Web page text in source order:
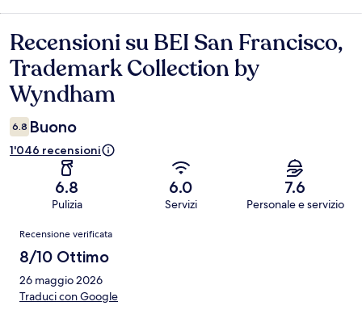
Recensioni
Recensioni su BEI San Francisco,
Trademark Collection by
Wyndham
6.8 Buono
1'046 recensioni
6.8
Pulizia
6.0
Servizi
7.6
Personale e servizio
Recensioni
Recensione verificata
8/10 Ottimo
26 maggio 2026
Traduci con Google